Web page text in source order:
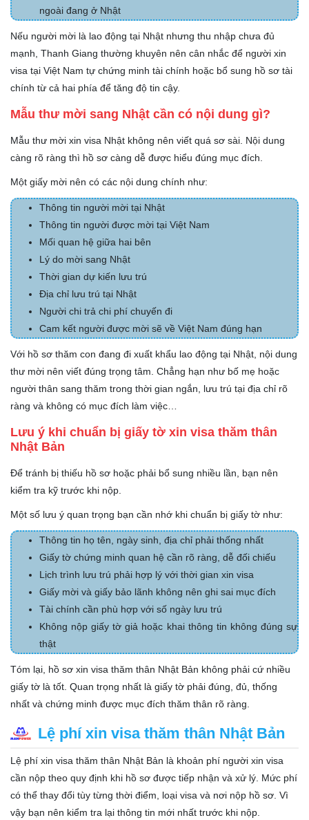
ngoài đang ở Nhật
Nếu người mời là lao động tại Nhật nhưng thu nhập chưa đủ
mạnh, Thanh Giang thường khuyên nên cân nhắc để người xin
visa tại Việt Nam tự chứng minh tài chính hoặc bổ sung hồ sơ tài
chính từ cả hai phía để tăng độ tin cậy.
Mẫu thư mời sang Nhật cần có nội dung gì?
Mẫu thư mời xin visa Nhật không nên viết quá sơ sài. Nội dung
càng rõ ràng thì hồ sơ càng dễ được hiểu đúng mục đích.
Một giấy mời nên có các nội dung chính như:
Thông tin người mời tại Nhật
Thông tin người được mời tại Việt Nam
Mối quan hệ giữa hai bên
Lý do mời sang Nhật
Thời gian dự kiến lưu trú
Địa chỉ lưu trú tại Nhật
Người chi trả chi phí chuyến đi
Cam kết người được mời sẽ về Việt Nam đúng hạn
Với hồ sơ thăm con đang đi xuất khẩu lao động tại Nhật, nội dung
thư mời nên viết đúng trọng tâm. Chẳng hạn như bố mẹ hoặc
người thân sang thăm trong thời gian ngắn, lưu trú tại địa chỉ rõ
ràng và không có mục đích làm việc…
Lưu ý khi chuẩn bị giấy tờ xin visa thăm thân
Nhật Bản
Để tránh bị thiếu hồ sơ hoặc phải bổ sung nhiều lần, bạn nên
kiểm tra kỹ trước khi nộp.
Một số lưu ý quan trọng bạn cần nhớ khi chuẩn bị giấy tờ như:
Thông tin họ tên, ngày sinh, địa chỉ phải thống nhất
Giấy tờ chứng minh quan hệ cần rõ ràng, dễ đối chiếu
Lịch trình lưu trú phải hợp lý với thời gian xin visa
Giấy mời và giấy bảo lãnh không nên ghi sai mục đích
Tài chính cần phù hợp với số ngày lưu trú
Không nộp giấy tờ giả hoặc khai thông tin không đúng sự
thật
Tóm lại, hồ sơ xin visa thăm thân Nhật Bản không phải cứ nhiều
giấy tờ là tốt. Quan trọng nhất là giấy tờ phải đúng, đủ, thống
nhất và chứng minh được mục đích thăm thân rõ ràng.
Lệ phí xin visa thăm thân Nhật Bản
Lệ phí xin visa thăm thân Nhật Bản là khoản phí người xin visa
cần nộp theo quy định khi hồ sơ được tiếp nhận và xử lý. Mức phí
có thể thay đổi tùy từng thời điểm, loại visa và nơi nộp hồ sơ. Vì
vậy bạn nên kiểm tra lại thông tin mới nhất trước khi nộp.